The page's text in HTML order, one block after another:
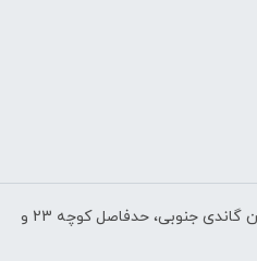
نشانی: تهران، ونک، خیابان گاندی جنوبی، حدفاصل کوچه 23 و